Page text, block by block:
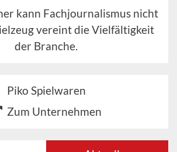
kann Fachjournalismus nicht
vereint die Vielfältigkeit
der Branche.
Piko Spielwaren
Zum Unternehmen